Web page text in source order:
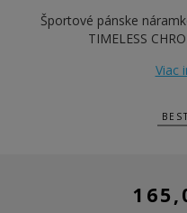
Športové pánske
TIMELESS
Viac